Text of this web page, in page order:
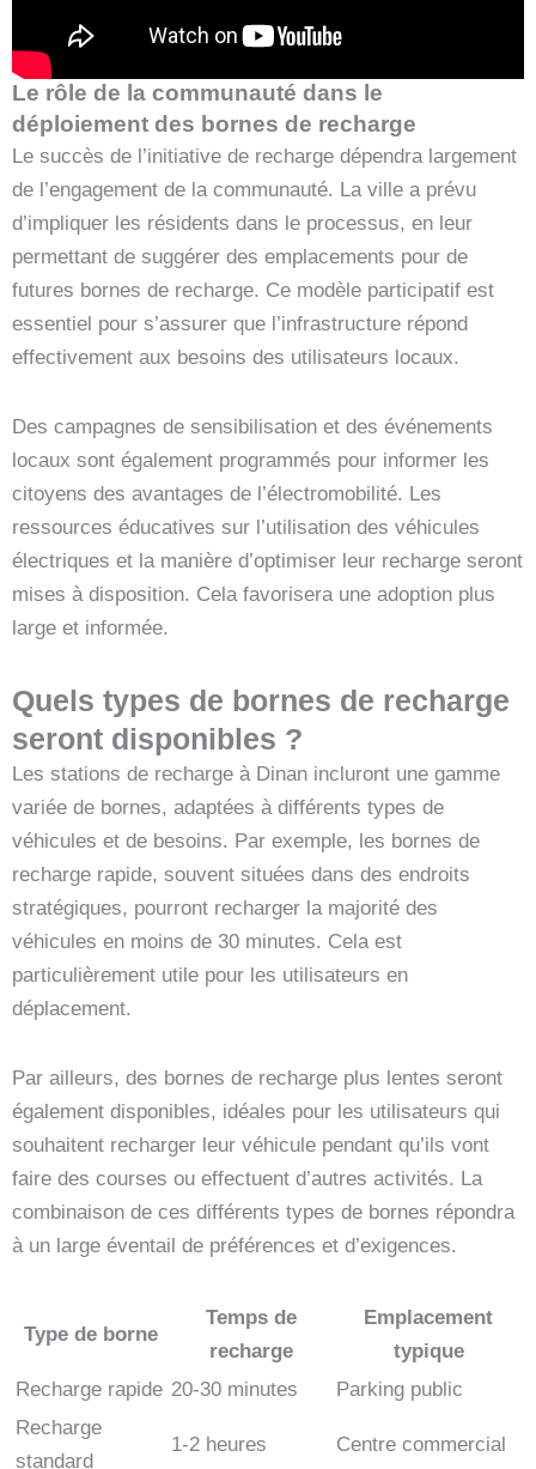
Le rôle de la communauté dans le
déploiement des bornes de recharge
Le succès de l’initiative de recharge dépendra largement
de l’engagement de la communauté. La ville a prévu
d’impliquer les résidents dans le processus, en leur
permettant de suggérer des emplacements pour de
futures bornes de recharge. Ce modèle participatif est
essentiel pour s’assurer que l’infrastructure répond
effectivement aux besoins des utilisateurs locaux.
Des campagnes de sensibilisation et des événements
locaux sont également programmés pour informer les
citoyens des avantages de l’électromobilité. Les
ressources éducatives sur l’utilisation des véhicules
électriques et la manière d’optimiser leur recharge seront
mises à disposition. Cela favorisera une adoption plus
large et informée.
Quels types de bornes de recharge
seront disponibles ?
Les stations de recharge à Dinan incluront une gamme
variée de bornes, adaptées à différents types de
véhicules et de besoins. Par exemple, les bornes de
recharge rapide, souvent situées dans des endroits
stratégiques, pourront recharger la majorité des
véhicules en moins de 30 minutes. Cela est
particulièrement utile pour les utilisateurs en
déplacement.
Par ailleurs, des bornes de recharge plus lentes seront
également disponibles, idéales pour les utilisateurs qui
souhaitent recharger leur véhicule pendant qu’ils vont
faire des courses ou effectuent d’autres activités. La
combinaison de ces différents types de bornes répondra
à un large éventail de préférences et d’exigences.
Type de borne
Temps de
recharge
Emplacement
typique
Recharge rapide 20-30 minutes
Parking public
Recharge
standard
1-2 heures Centre commercial